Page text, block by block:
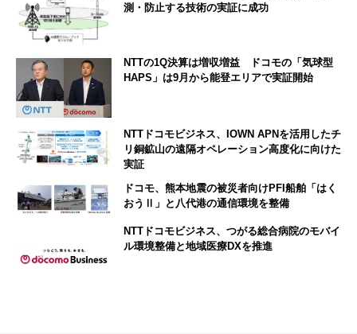
測・防止する技術の実証に成功
NTTの1Q決算は増収増益 ドコモの「気球型
HAPS」は9月から能登エリアで実証開始
NTTドコモビジネス、IOWN APNを活用したチ
リ銅鉱山の遠隔オペレーション高度化に向けた
実証
ドコモ、熊本地震の被災者向けPFI船舶「はく
おうⅡ」と八代港の通信環境を整備
NTTドコモビジネス、つがる総合病院のモバイ
ル環境整備と地域医療DXを推進